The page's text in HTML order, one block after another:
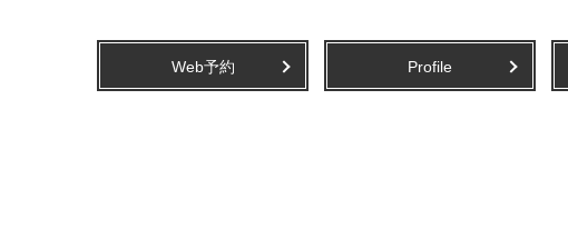
Web予約 Profile